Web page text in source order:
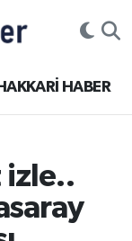
HAKKARİ HABER
izle..